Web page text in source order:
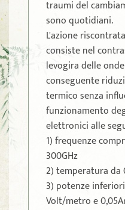
traumi del
sono quotidiani.
L'azione
consiste nel
levogira delle
conseguente
termico senza
funzionamento
elettronici alle
1) frequenze
300GHz
2) temperatura da
3) potenze
Volt/metro e